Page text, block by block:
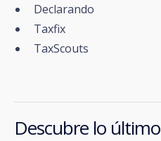
Declarando
Taxfix
TaxScouts
Descubre lo último